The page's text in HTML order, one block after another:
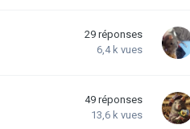
29 réponses
6,4 k vues
49 réponses
13,6 k vues